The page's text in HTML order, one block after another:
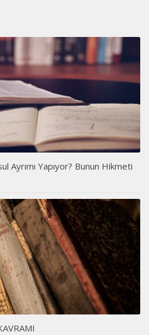
Ayrımı Yapıyor? Bunun Hikmeti